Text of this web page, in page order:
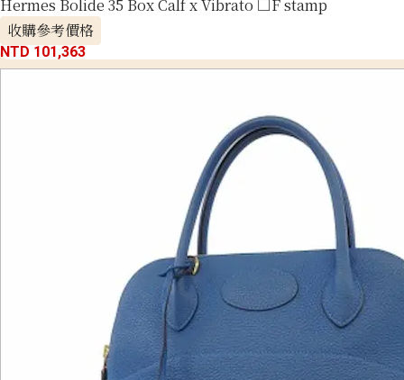
Hermes Bolide 35 Box Calf x Vibrato □F stamp
收購參考價格
NTD 101,363